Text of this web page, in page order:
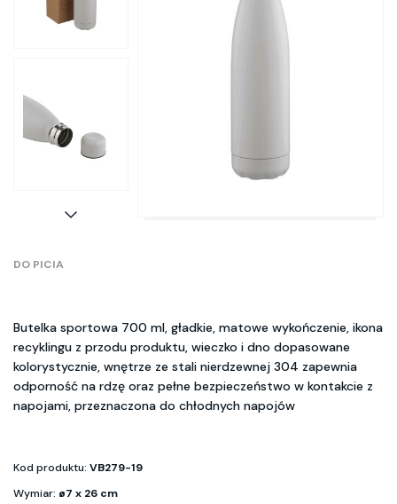
DO PICIA
Butelka sportowa 700 ml, gładkie, matowe wykończenie, ikona
recyklingu z przodu produktu, wieczko i dno dopasowane
kolorystycznie, wnętrze ze stali nierdzewnej 304 zapewnia
odporność na rdzę oraz pełne bezpieczeństwo w kontakcie z
napojami, przeznaczona do chłodnych napojów
Kod produktu: VB279-19
Wymiar: ø7 x 26 cm